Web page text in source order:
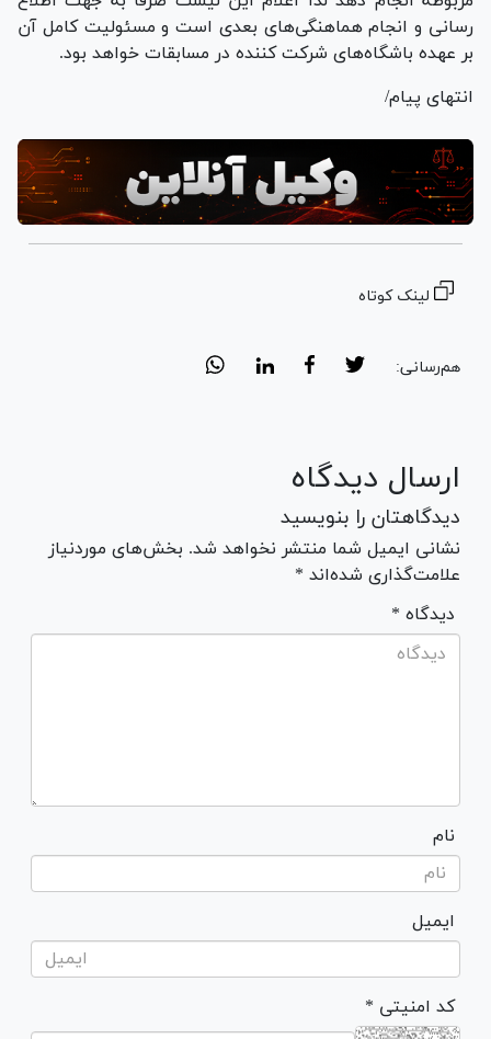
رسانی و انجام هماهنگی‌های بعدی است و مسئولیت کامل آن
بر عهده باشگاه‌های شرکت کننده در مسابقات خواهد بود.
انتهای پیام/
لینک کوتاه
هم‌رسانی:
ارسال دیدگاه
دیدگاهتان را بنویسید
نشانی ایمیل شما منتشر نخواهد شد. بخش‌های موردنیاز
علامت‌گذاری شده‌اند *
* دیدگاه
نام
ایمیل
* کد امنیتی